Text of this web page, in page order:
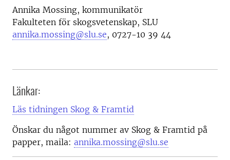
Annika Mossing, kommunikatör
Fakulteten för skogsvetenskap, SLU
annika.mossing@slu.se, 0727-10 39 44
Länkar:
Läs tidningen Skog & Framtid
Önskar du något nummer av Skog & Framtid på
papper, maila: annika.mossing@slu.se